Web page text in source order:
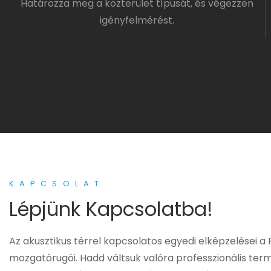
Határozza meg a közterület típusát, és végezzen
igényfelmérést.
KAPCSOLAT
Lépjünk Kapcsolatba!
Az akusztikus térrel kapcsolatos egyedi elképzelései a
mozgatórugói. Hadd váltsuk valóra professzionális